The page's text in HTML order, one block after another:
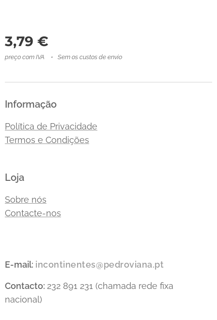
3,79 €
preço com IVA Sem os custos de envio
Informação
Política de Privacidade
Termos e Condições
Loja
Sobre nós
Contacte-nos
E-mail: incontinentes@pedroviana.pt
Contacto: 232 891 231 (chamada rede fixa
nacional)